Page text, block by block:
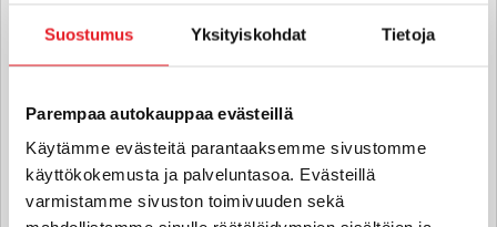
Suostumus Yksityiskohdat Tietoja
Parempaa autokauppaa evästeillä
Käytämme evästeitä parantaaksemme sivustomme
käyttökokemusta ja palveluntasoa. Evästeillä
varmistamme sivuston toimivuuden sekä
Kalle Tirronen
kalle.tirronen@rintajouppi.fi
040 711 6179